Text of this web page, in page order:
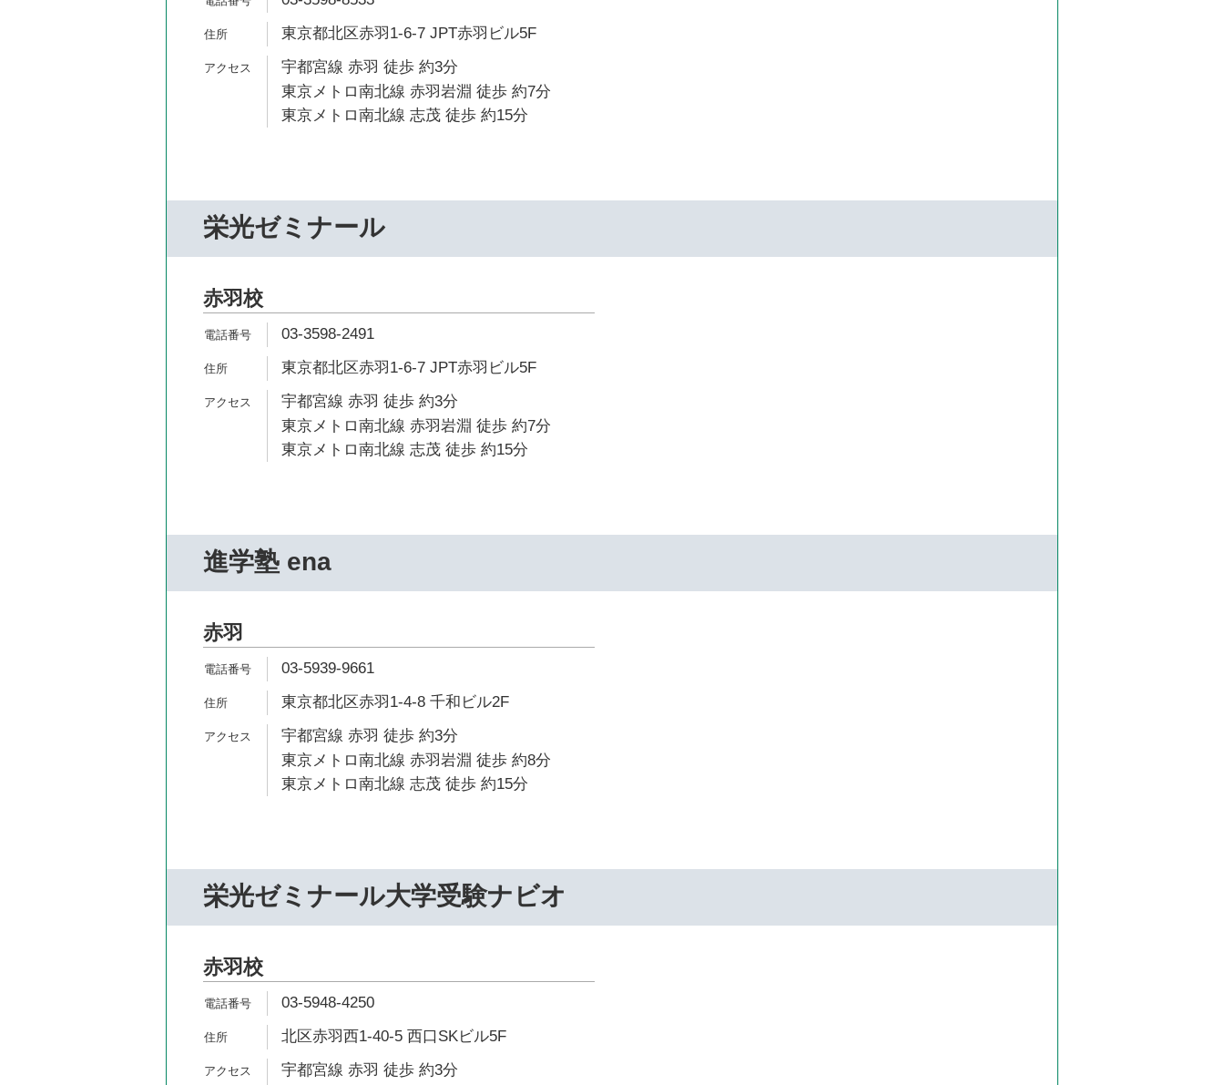
東京都北区赤羽1-6-7 JPT赤羽ビル5F
宇都宮線 赤羽 徒歩 約3分
東京メトロ南北線 赤羽岩淵 徒歩 約7分
東京メトロ南北線 志茂 徒歩 約15分
栄光ゼミナール
赤羽校
03-3598-2491
東京都北区赤羽1-6-7 JPT赤羽ビル5F
宇都宮線 赤羽 徒歩 約3分
東京メトロ南北線 赤羽岩淵 徒歩 約7分
東京メトロ南北線 志茂 徒歩 約15分
進学塾 ena
赤羽
03-5939-9661
東京都北区赤羽1-4-8 千和ビル2F
宇都宮線 赤羽 徒歩 約3分
東京メトロ南北線 赤羽岩淵 徒歩 約8分
東京メトロ南北線 志茂 徒歩 約15分
栄光ゼミナール大学受験ナビオ
赤羽校
03-5948-4250
北区赤羽西1-40-5 西口SKビル5F
宇都宮線 赤羽 徒歩 約3分